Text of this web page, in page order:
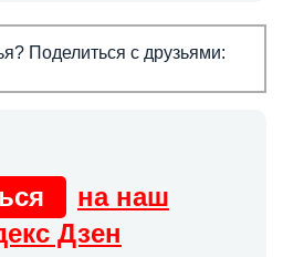
Поделиться с друзьями:
на наш
Дзен